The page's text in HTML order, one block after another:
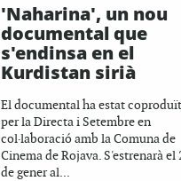
'Naharina', un nou
documental que
s'endinsa en el
Kurdistan sirià
El documental ha estat coproduït
per la Directa i Setembre en
col·laboració amb la Comuna de
Cinema de Rojava. S'estrenarà el
de gener al...